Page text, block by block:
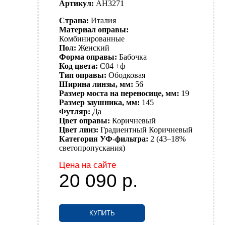
Артикул: AH3271
Страна: Италия
Материал оправы:
Комбинированные
Пол: Женский
Форма оправы: Бабочка
Код цвета: C04 +ф
Тип оправы: Ободковая
Ширина линзы, мм: 56
Размер моста на переносице, мм: 19
Размер заушника, мм: 145
Футляр: Да
Цвет оправы: Коричневый
Цвет линз: Градиентный Коричневый
Категория УФ-фильтра: 2 (43–18%
светопропускания)
Цена на сайте
20 090 р.
КУПИТЬ